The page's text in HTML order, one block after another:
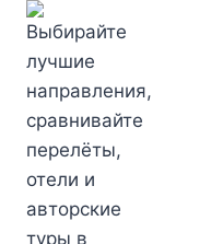
Перейти
содержимому